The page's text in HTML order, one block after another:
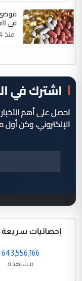
في
منذ 24 ساعة
إحصائيات سريعة
643,556,166
مشاهدة